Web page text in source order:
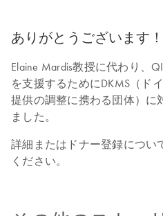
ありがとうございます！
Elaine Mardis教授に代わり、
を支援するためにDKMS（ド
提供の調整に携わる団体）に
ました。
詳細またはドナー登録につい
ください。